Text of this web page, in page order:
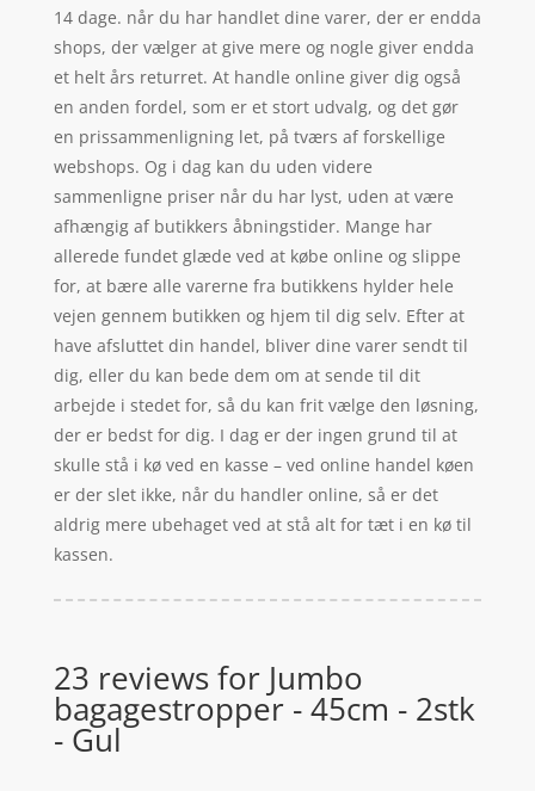
14 dage. når du har handlet dine varer, der er endda
shops, der vælger at give mere og nogle giver endda
et helt års returret. At handle online giver dig også
en anden fordel, som er et stort udvalg, og det gør
en prissammenligning let, på tværs af forskellige
webshops. Og i dag kan du uden videre
sammenligne priser når du har lyst, uden at være
afhængig af butikkers åbningstider. Mange har
allerede fundet glæde ved at købe online og slippe
for, at bære alle varerne fra butikkens hylder hele
vejen gennem butikken og hjem til dig selv. Efter at
have afsluttet din handel, bliver dine varer sendt til
dig, eller du kan bede dem om at sende til dit
arbejde i stedet for, så du kan frit vælge den løsning,
der er bedst for dig. I dag er der ingen grund til at
skulle stå i kø ved en kasse – ved online handel køen
er der slet ikke, når du handler online, så er det
aldrig mere ubehaget ved at stå alt for tæt i en kø til
kassen.
23 reviews for Jumbo
bagagestropper - 45cm - 2stk
- Gul